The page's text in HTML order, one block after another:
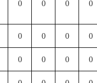
0 0 0 0
0 0 0 0
0 0 0 0